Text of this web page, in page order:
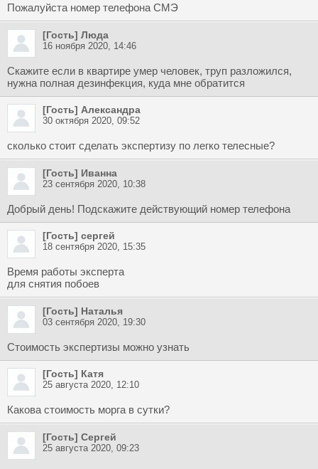
Пожалуйста номер телефона СМЭ
[Гость] Люда
16 ноября 2020, 14:46
Скажите если в квартире умер человек, труп разложился,
нужна полная дезинфекция, куда мне обратится
[Гость] Александра
30 октября 2020, 09:52
сколько стоит сделать экспертизу по легко телесные?
[Гость] Иванна
23 сентября 2020, 10:38
Добрый день! Подскажите действующий номер телефона
[Гость] сергей
18 сентября 2020, 15:35
Время работы эксперта
для снятия побоев
[Гость] Наталья
03 сентября 2020, 19:30
Стоимость экспертизы можно узнать
[Гость] Катя
25 августа 2020, 12:10
Какова стоимость морга в сутки?
[Гость] Сергей
25 августа 2020, 09:23